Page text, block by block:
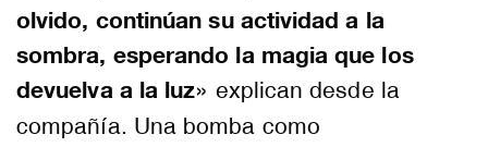
olvido, continúan su actividad a la
sombra, esperando la magia que los
devuelva a la luz» explican desde la
compañía. Una bomba como